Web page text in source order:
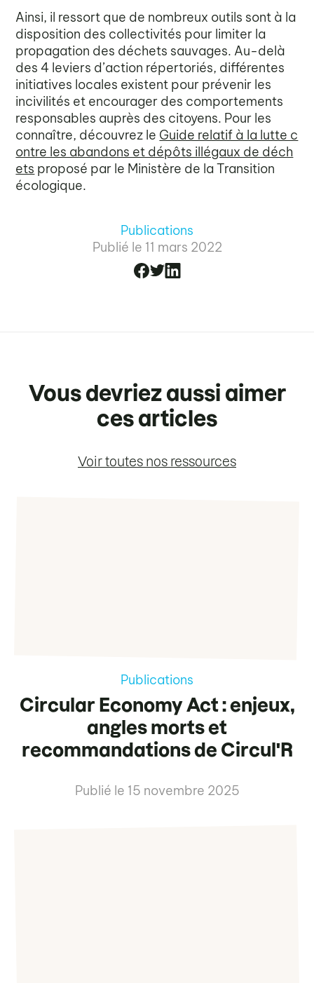
Publications
Publié le 11 mars 2022
Ainsi, il ressort que de nombreux outils sont à la
disposition des collectivités pour limiter la
propagation des déchets sauvages. Au-delà
des 4 leviers d’action répertoriés, différentes
initiatives locales existent pour prévenir les
incivilités et encourager des comportements
responsables auprès des citoyens. Pour les
connaître, découvrez le Guide relatif à la lutte c
ontre les abandons et dépôts illégaux de déch
ets proposé par le Ministère de la Transition
écologique.
Vous devriez aussi aimer
ces articles
Voir toutes nos ressources
Publications
Circular Economy Act : enjeux,
angles morts et
recommandations de Circul'R
Publié le 15 novembre 2025